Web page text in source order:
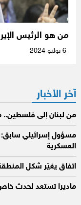
من هو الرئيس
آخر الأخبار
من لبنان إلى فلسطين..
مسؤول إسرائيلي سابق:
العسكرية
اتفاق يغيّر شكل المنطقة.. 3 دول كبرى تتعهد بالرد على
ماديرا تستعد لحدث